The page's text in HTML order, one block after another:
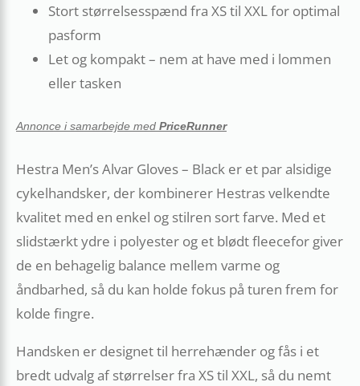
Stort størrelsesspænd fra XS til XXL for optimal
pasform
Let og kompakt – nem at have med i lommen
eller tasken
Annonce i samarbejde med PriceRunner
Hestra Men’s Alvar Gloves – Black er et par alsidige
cykelhandsker, der kombinerer Hestras velkendte
kvalitet med en enkel og stilren sort farve. Med et
slidstærkt ydre i polyester og et blødt fleecefor giver
de en behagelig balance mellem varme og
åndbarhed, så du kan holde fokus på turen frem for
kolde fingre.
Handsken er designet til herrehænder og fås i et
bredt udvalg af størrelser fra XS til XXL, så du nemt